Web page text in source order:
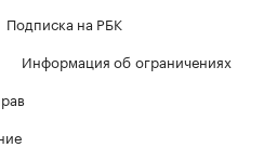
Подписка на РБК
Информация об ограничениях